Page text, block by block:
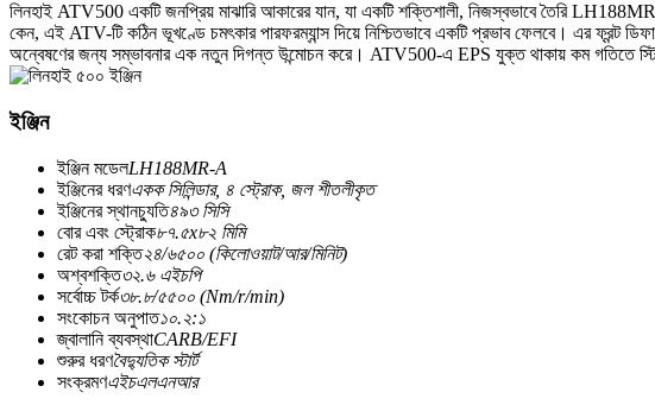
লিনহাই ATV500 একটি জনপ্রিয় মাঝারি আকারের যান, যা একটি শক্তিশালী, নিজস্বভাবে তৈরি
কেন, এই ATV-টি কঠিন ভূখণ্ডে চমৎকার পারফরম্যান্স দিয়ে নিশ্চিতভাবে একটি প্রভাব ফেলবে। এর ফ্রন্ট
অন্বেষণের জন্য সম্ভাবনার এক নতুন দিগন্ত উন্মোচন করে। ATV500-এ EPS যুক্ত থাকায় কম গতিতে
ইঞ্জিন
ইঞ্জিন মডেলLH188MR-A
ইঞ্জিনের ধরণএকক সিলিন্ডার, ৪ স্ট্রোক, জল শীতলীকৃত
ইঞ্জিনের স্থানচ্যুতি৪৯৩ সিসি
বোর এবং স্ট্রোক৮৭.৫x৮২ মিমি
রেট করা শক্তি২৪/৬৫০০ (কিলোওয়াট/আর/মিনিট)
অশ্বশক্তি৩২.৬ এইচপি
সর্বোচ্চ টর্ক৩৮.৮/৫৫০০ (Nm/r/min)
সংকোচন অনুপাত১০.২:১
জ্বালানি ব্যবস্থাCARB/EFI
শুরুর ধরণবৈদ্যুতিক স্টার্ট
সংক্রমণএইচএলএনআর